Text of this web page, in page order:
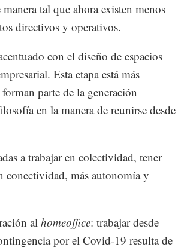
tal que ahora existen menos
directivos y operativos.
con el diseño de espacios
Esta etapa está más
parte de la generación
en la manera de reunirse desde
a trabajar en colectividad, tener
conectividad, más autonomía y
al homeoffice: trabajar desde
por el Covid-19 resulta de